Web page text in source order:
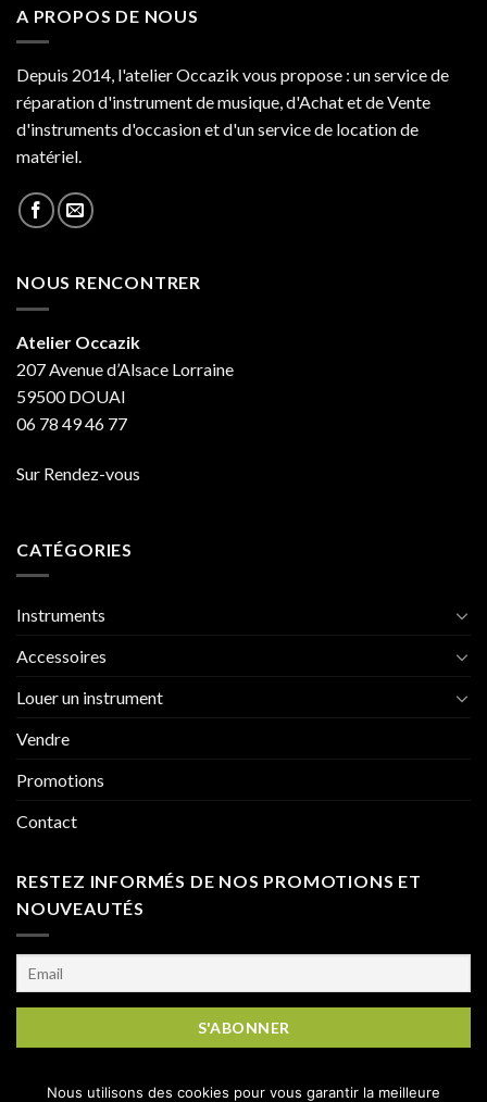
A PROPOS DE NOUS
Depuis 2014, l'atelier Occazik vous propose : un service de
réparation d'instrument de musique, d'Achat et de Vente
d'instruments d'occasion et d'un service de location de
matériel.
NOUS RENCONTRER
Atelier Occazik
207 Avenue d’Alsace Lorraine
59500 DOUAI
06 78 49 46 77
Sur Rendez-vous
CATÉGORIES
Instruments
Accessoires
Louer un instrument
Vendre
Promotions
Contact
RESTEZ INFORMÉS DE NOS PROMOTIONS ET
NOUVEAUTÉS
Nous utilisons des cookies pour vous garantir la meilleure